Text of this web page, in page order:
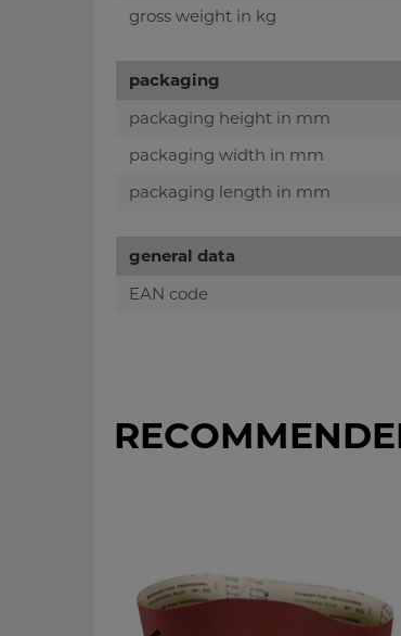
gross weight in kg
packaging
packaging height in mm
packaging width in mm
packaging length in mm
general data
EAN code